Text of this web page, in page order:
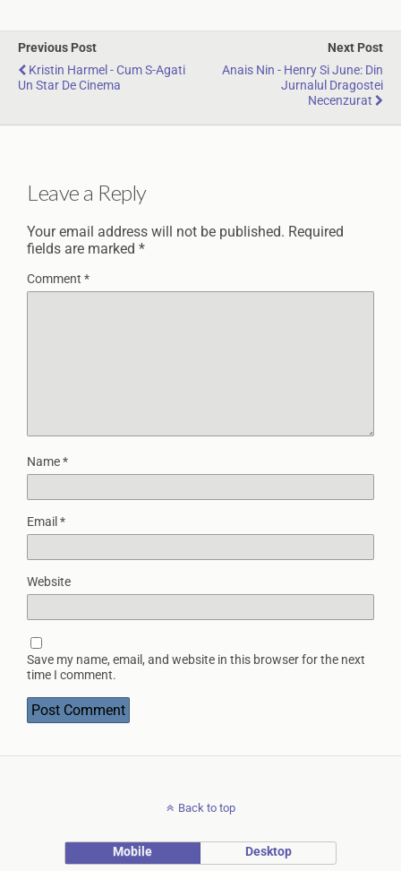
Previous Post
Kristin Harmel - Cum S-Agati
Un Star De Cinema
Next Post
Anais Nin - Henry Si June: Din
Jurnalul Dragostei
Necenzurat
Leave a Reply
Your email address will not be published. Required
fields are marked *
Comment *
Name*
Email *
Website
Save my name, email, and website in this browser for the next
time I comment.
Back to top
Mobile Desktop